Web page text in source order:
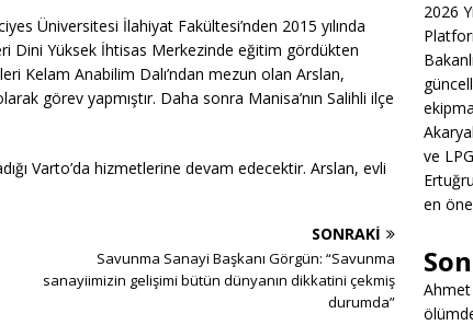
Üniversitesi İlahiyat Fakültesi’nden 2015 yılında
Dini Yüksek İhtisas Merkezinde eğitim gördükten
Kelam Anabilim Dalı’ndan mezun olan Arslan,
görev yapmıştır. Daha sonra Manisa’nın Salihli ilçe
Varto’da hizmetlerine devam edecektir. Arslan, evli
SONRAKI
Savunma Sanayi Başkanı Görgün: “Savunma
sanayiimizin gelişimi bütün dünyanın dikkatini çekmiş
durumda”
2026
ve
en
Ahmet